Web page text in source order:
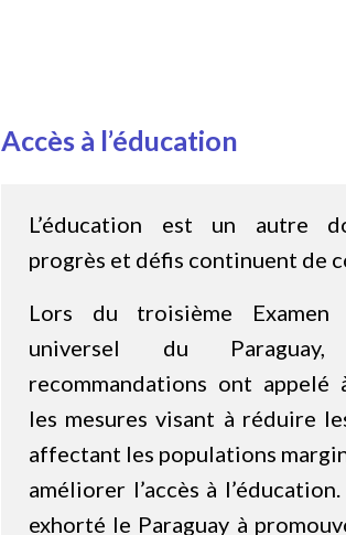
Accès à l’éducation
L’éducation est un autre
progrès et défis continuent de
Lors du troisième Examen
universel du Paraguay,
recommandations ont appelé
les mesures visant à réduire
affectant les populations
améliorer l’accès à
exhorté le Paraguay à